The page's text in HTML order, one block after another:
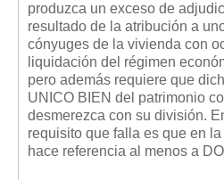
produzca un exceso de
resultado de la atribución a
cónyuges de la vivienda con
liquidación del régimen
pero además requiere que
UNICO BIEN del patrimonio
desmerezca con su división.
requisito que falla es que en
hace referencia al menos a